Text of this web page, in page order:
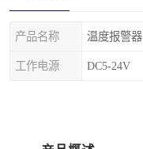
产品名称 温度报警器
工作电源 DC5-24V